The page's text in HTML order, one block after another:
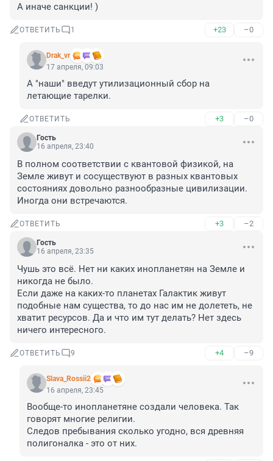
А иначе санкции! )
ОТВЕТИТЬ 1 +23 –0
Drak_vr
17 апреля, 09:03
А "наши" введут утилизационный сбор на
летающие тарелки.
ОТВЕТИТЬ +3 –0
Гость
16 апреля, 23:40
В полном соответствии с квантовой физикой, на
Земле живут и сосуществуют в разных квантовых
состояниях довольно разнообразные цивилизации.
Иногда они встречаются.
ОТВЕТИТЬ +3 –2
Гость
16 апреля, 23:35
Чушь это всё. Нет ни каких инопланетян на Земле и
никогда не было.
Если даже на каких-то планетах Галактик живут
подобные нам существа, то до нас им не долететь, не
хватит ресурсов. Да и что им тут делать? Нет здесь
ничего интересного.
ОТВЕТИТЬ 9 +4 –9
Slava_Rossii2
16 апреля, 23:45
Вообще-то инопланетяне создали человека. Так
говорят многие религии.
Следов пребывания сколько угодно, вся древняя
полигоналка - это от них.